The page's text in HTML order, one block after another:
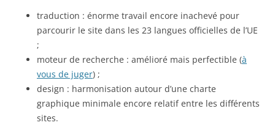
traduction : énorme travail encore inachevé pour
parcourir le site dans les 23 langues officielles de l’UE
;
moteur de recherche : amélioré mais perfectible (à
vous de juger) ;
design : harmonisation autour d’une charte
graphique minimale encore relatif entre les différents
sites.